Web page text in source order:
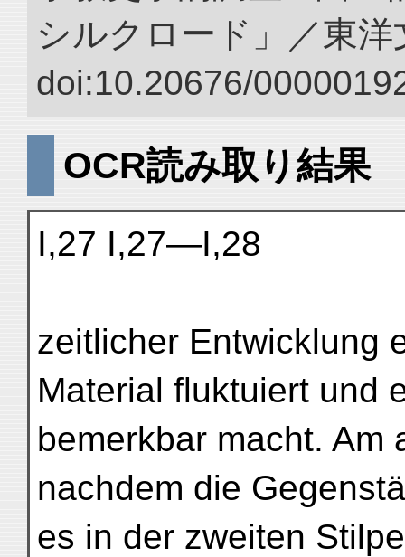
シルクロード」／東洋
doi:10.20676/
OCR読み取り結果
I,27 I,27—I,28
zeitlicher Entwicklung
Material fluktuiert und
bemerkbar macht. Am
nachdem die
es in der zweiten